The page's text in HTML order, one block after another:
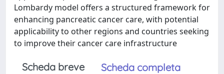
Lombardy model offers a structured framework for
enhancing pancreatic cancer care, with potential
applicability to other regions and countries seeking
to improve their cancer care infrastructure
Scheda breve
Scheda completa